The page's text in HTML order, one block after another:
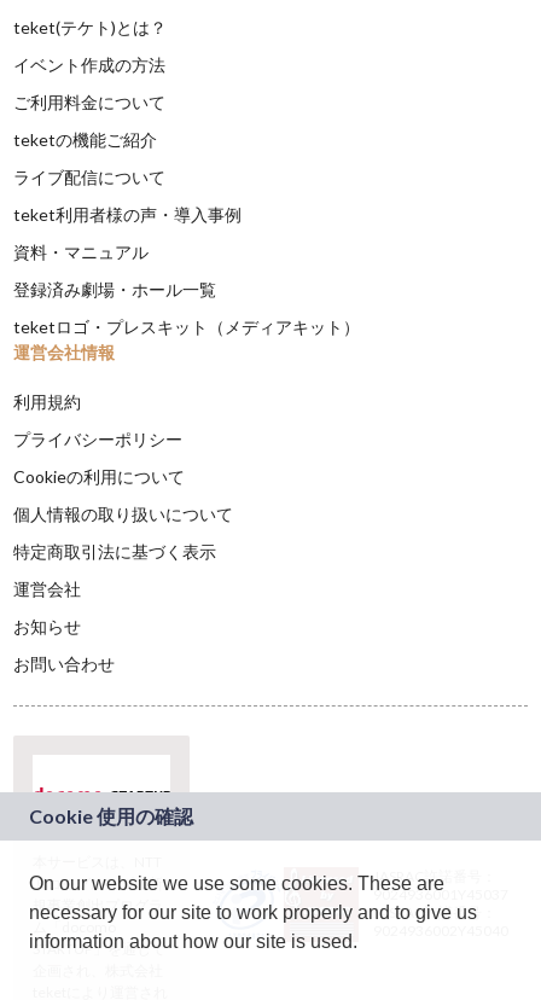
teket(テケト)とは？
イベント作成の方法
ご利用料金について
teketの機能ご紹介
ライブ配信について
teket利用者様の声・導入事例
資料・マニュアル
登録済み劇場・ホール一覧
teketロゴ・プレスキット（メディアキット）
運営会社情報
利用規約
プライバシーポリシー
Cookieの利用について
個人情報の取り扱いについて
特定商取引法に基づく表示
運営会社
お知らせ
お問い合わせ
ドコモグループの新
規事業創出プログラ
ム「docomo
STARTUP」を通じて
JASRAC許諾番号：
9024936001Y45037
JASRAC許諾番号：
On our website we use some cookies. These are
necessary for our site to work properly and to give us
information about how our site is used.